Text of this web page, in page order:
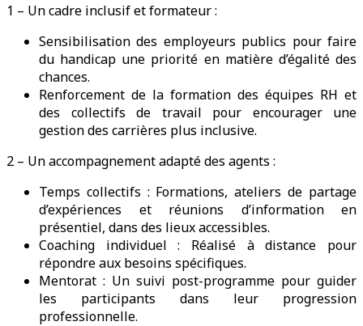
1 – Un cadre inclusif et formateur :
Sensibilisation des employeurs publics pour faire
du handicap une priorité en matière d’égalité des
chances.
Renforcement de la formation des équipes RH et
des collectifs de travail pour encourager une
gestion des carrières plus inclusive.
2 – Un accompagnement adapté des agents :
Temps collectifs : Formations, ateliers de partage
d’expériences et réunions d’information en
présentiel, dans des lieux accessibles.
Coaching individuel : Réalisé à distance pour
répondre aux besoins spécifiques.
Mentorat : Un suivi post-programme pour guider
les participants dans leur progression
professionnelle.